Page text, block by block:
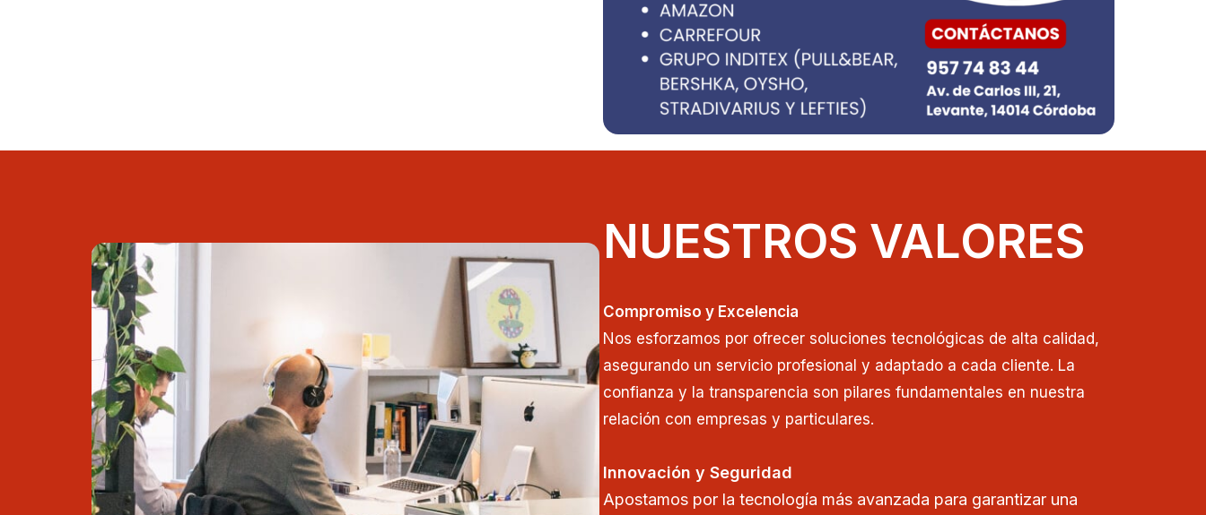
NUESTROS VALORES
Compromiso y Excelencia
Nos esforzamos por ofrecer soluciones tecnológicas de alta calidad,
asegurando un servicio profesional y adaptado a cada cliente. La
confianza y la transparencia son pilares fundamentales en nuestra
relación con empresas y particulares.
Innovación y Seguridad
Apostamos por la tecnología más avanzada para garantizar una